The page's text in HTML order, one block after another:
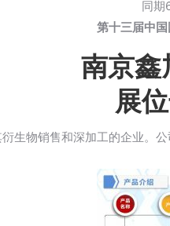
同期
第十三届中
南京鑫
展
生物销售和深加工的企业。